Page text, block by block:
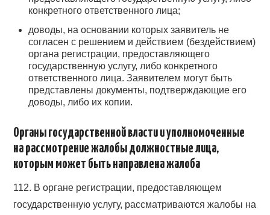
конкретного ответственного лица;
доводы, на основании которых заявитель не
согласен с решением и действием (бездействием)
органа регистрации, предоставляющего
государственную услугу, либо конкретного
ответственного лица. Заявителем могут быть
представлены документы, подтверждающие его
доводы, либо их копии.
Органы государственной власти и уполномоченные
на рассмотрение жалобы должностные лица,
которым может быть направлена жалоба
112. В органе регистрации, предоставляющем
государственную услугу, рассматриваются жалобы на